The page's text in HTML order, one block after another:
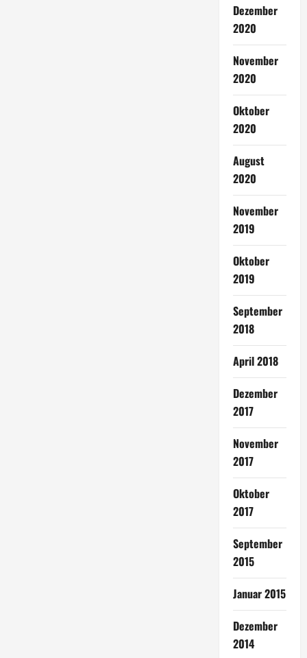
Dezember
2020
November
2020
Oktober
2020
August
2020
November
2019
Oktober
2019
September
2018
April 2018
Dezember
2017
November
2017
Oktober
2017
September
2015
Januar 2015
Dezember
2014